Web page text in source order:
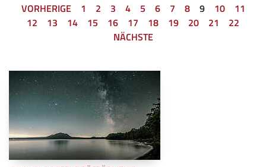
VORHERIGE 1 2 3 4 5 6 7 8 9 10
11
12
13 14 15 16 17 18 19 20 21
22
NÄCHSTE